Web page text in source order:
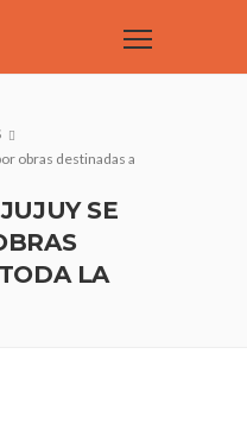
obras destinadas a
SE
LA